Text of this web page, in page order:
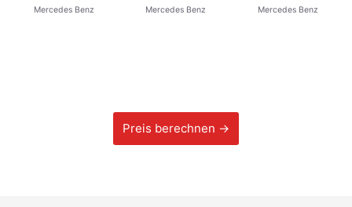
Mercedes Benz
Mercedes Benz
Mercedes Benz
Preis berechnen →